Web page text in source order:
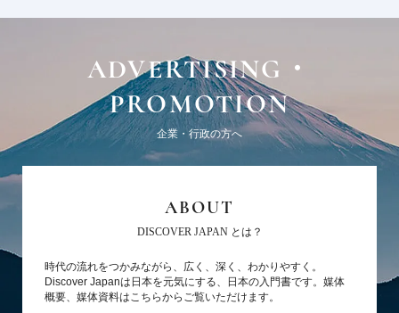
ADVERTISING・
PROMOTION
企業・行政の方へ
ABOUT
DISCOVER JAPAN とは？
時代の流れをつかみながら、広く、深く、わかりやすく。
Discover Japanは日本を元気にする、日本の入門書です。媒体
概要、媒体資料はこちらからご覧いただけます。